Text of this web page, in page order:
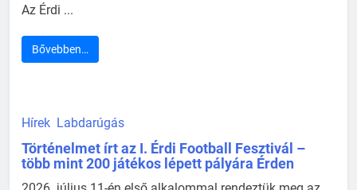
Az Érdi ...
Bővebben…
Hírek Labdarúgás
Történelmet írt az I. Érdi Football Fesztivál –
több mint 200 játékos lépett pályára Érden